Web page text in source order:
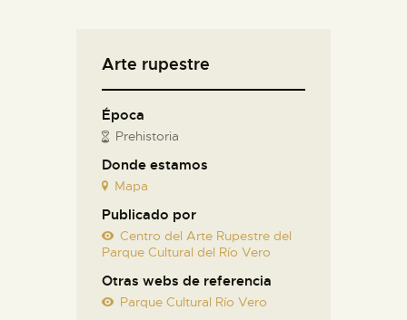
Arte rupestre
Época
Prehistoria
Donde estamos
Mapa
Publicado por
Centro del Arte Rupestre del
Parque Cultural del Río Vero
Otras webs de referencia
Parque Cultural Río Vero